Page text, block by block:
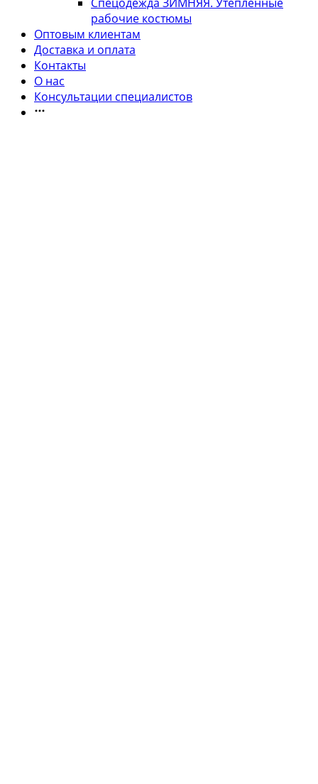
рабочие костюмы
Оптовым клиентам
Доставка и оплата
Контакты
О нас
Консультации специалистов